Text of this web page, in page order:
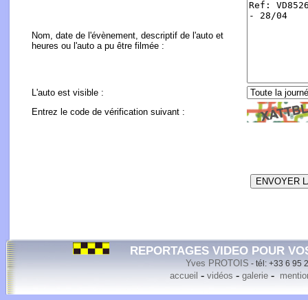
Nom, date de l'évènement, descriptif de l'auto et
heures ou l'auto a pu être filmée :
L'auto est visible :
Entrez le code de vérification suivant :
REPORTAGES VIDEO POUR
Yves PROTOIS - tél: +33 6 95
accueil - vidéos - galerie-